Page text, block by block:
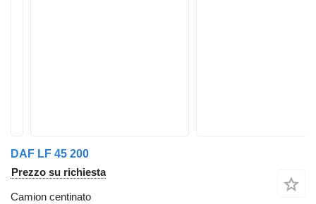
DAF LF 45 200
Prezzo su richiesta
Camion centinato